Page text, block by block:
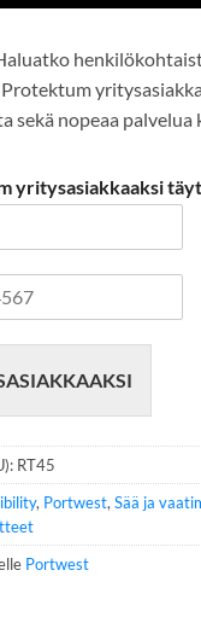
sekä nopeaa
yritysasiakkaaksi
RT45
, Portwest, Sää ja
Portwest